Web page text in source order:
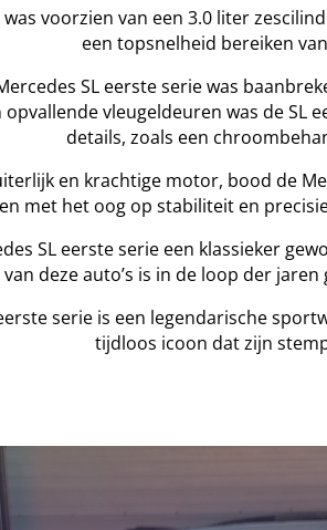
was voorzien van een 3.0 liter
een topsnelheid bereiken
SL eerste serie was
vleugeldeuren was de SL
details, zoals een
en krachtige motor, bood de
met het oog op stabiliteit en
SL eerste serie een klassieker
deze auto’s is in de loop der
serie is een legendarische
tijdloos icoon dat zijn